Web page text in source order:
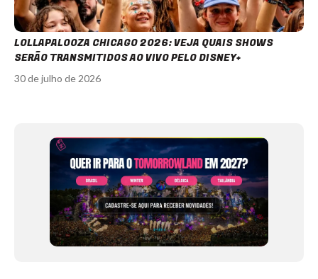
LOLLAPALOOZA CHICAGO 2026: VEJA QUAIS SHOWS
SERÃO TRANSMITIDOS AO VIVO PELO DISNEY+
30 de julho de 2026